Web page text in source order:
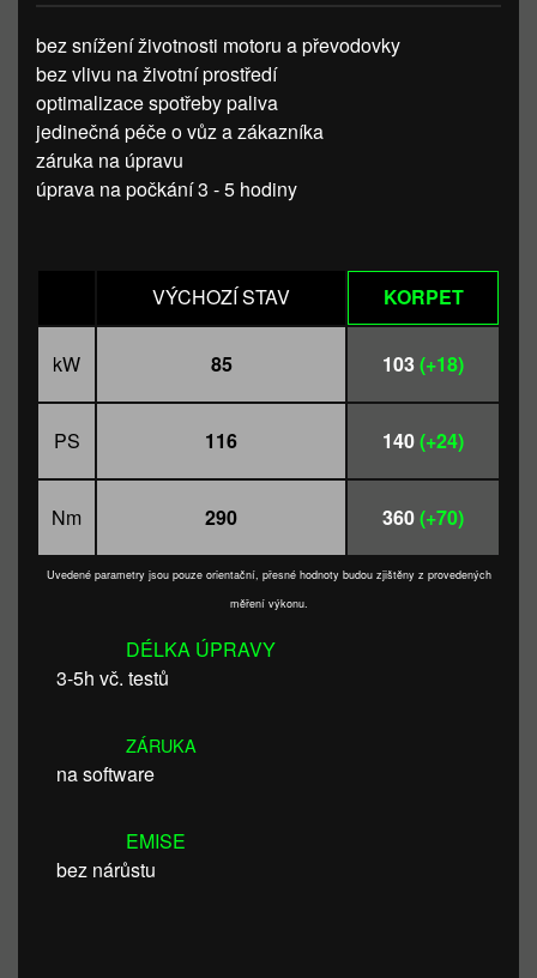
bez snížení životnosti motoru a převodovky
bez vlivu na životní prostředí
optimalizace spotřeby paliva
jedinečná péče o vůz a zákazníka
záruka na úpravu
úprava na počkání 3 - 5 hodiny
VÝCHOZÍ STAV KORPET
kW 85 103(+18)
PS 116 140(+24)
Nm 290 360(+70)
Uvedené parametry jsou pouze orientační, přesné hodnoty budou zjištěny z provedených
měření výkonu.
DÉLKA ÚPRAVY
3-5h vč. testů
ZÁRUKA
na software
EMISE
bez nárůstu